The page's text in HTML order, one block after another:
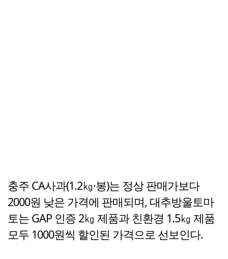
충주 CA사과(1.2㎏·봉)는 정상 판매가보다
2000원 낮은 가격에 판매되며, 대추방울토마
토는 GAP 인증 2㎏ 제품과 친환경 1.5㎏ 제품
모두 1000원씩 할인된 가격으로 선보인다.